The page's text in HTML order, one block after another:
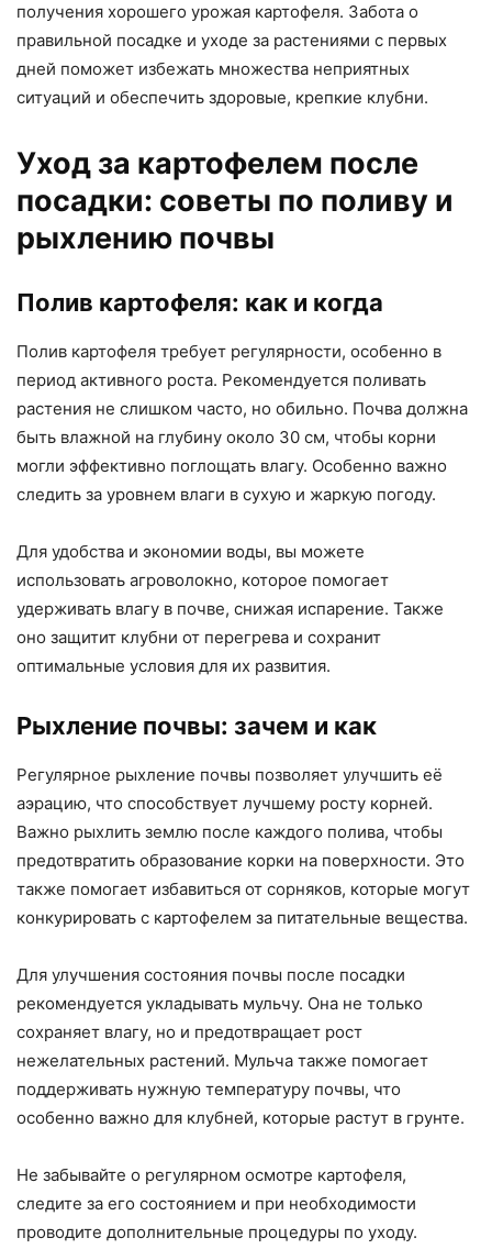
получения хорошего урожая картофеля. Забота о
правильной посадке и уходе за растениями с первых
дней поможет избежать множества неприятных
ситуаций и обеспечить здоровые, крепкие клубни.
Уход за картофелем после
посадки: советы по поливу и
рыхлению почвы
Полив картофеля: как и когда
Полив картофеля требует регулярности, особенно в
период активного роста. Рекомендуется поливать
растения не слишком часто, но обильно. Почва должна
быть влажной на глубину около 30 см, чтобы корни
могли эффективно поглощать влагу. Особенно важно
следить за уровнем влаги в сухую и жаркую погоду.
Для удобства и экономии воды, вы можете
использовать агроволокно, которое помогает
удерживать влагу в почве, снижая испарение. Также
оно защитит клубни от перегрева и сохранит
оптимальные условия для их развития.
Рыхление почвы: зачем и как
Регулярное рыхление почвы позволяет улучшить её
аэрацию, что способствует лучшему росту корней.
Важно рыхлить землю после каждого полива, чтобы
предотвратить образование корки на поверхности. Это
также помогает избавиться от сорняков, которые могут
конкурировать с картофелем за питательные вещества.
Для улучшения состояния почвы после посадки
рекомендуется укладывать мульчу. Она не только
сохраняет влагу, но и предотвращает рост
нежелательных растений. Мульча также помогает
поддерживать нужную температуру почвы, что
особенно важно для клубней, которые растут в грунте.
Не забывайте о регулярном осмотре картофеля,
следите за его состоянием и при необходимости
проводите дополнительные процедуры по уходу.